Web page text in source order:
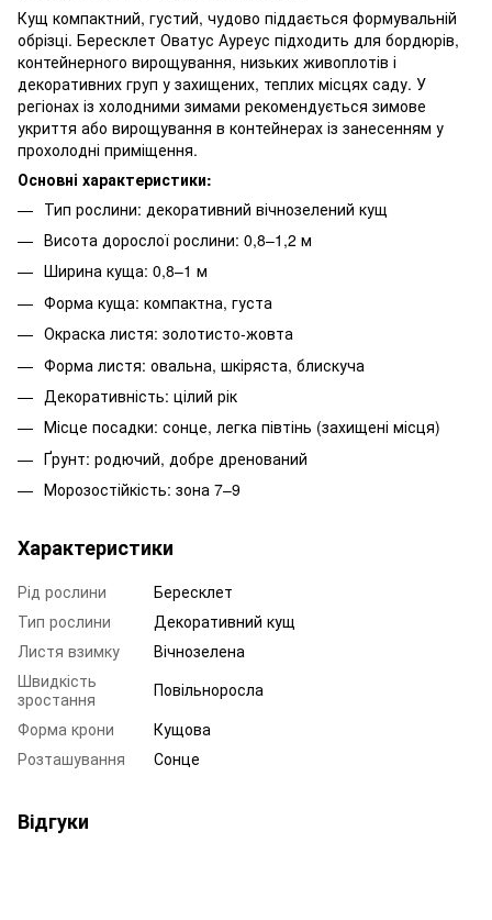
Кущ компактний, густий, чудово піддається формувальній
обрізці. Бересклет Оватус Ауреус підходить для бордюрів,
контейнерного вирощування, низьких живоплотів і
декоративних груп у захищених, теплих місцях саду. У
регіонах із холодними зимами рекомендується зимове
укриття або вирощування в контейнерах із занесенням у
прохолодні приміщення.
Основні характеристики:
Тип рослини: декоративний вічнозелений кущ
Висота дорослої рослини: 0,8–1,2 м
Ширина куща: 0,8–1 м
Форма куща: компактна, густа
Окраска листя: золотисто-жовта
Форма листя: овальна, шкіряста, блискуча
Декоративність: цілий рік
Місце посадки: сонце, легка півтінь (захищені місця)
Ґрунт: родючий, добре дренований
Морозостійкість: зона 7–9
Характеристики
Рід рослини
Бересклет
Тип рослини
Декоративний кущ
Листя взимку
Вічнозелена
Швидкість
зростання
Повільноросла
Форма крони
Кущова
Розташування
Сонце
Відгуки